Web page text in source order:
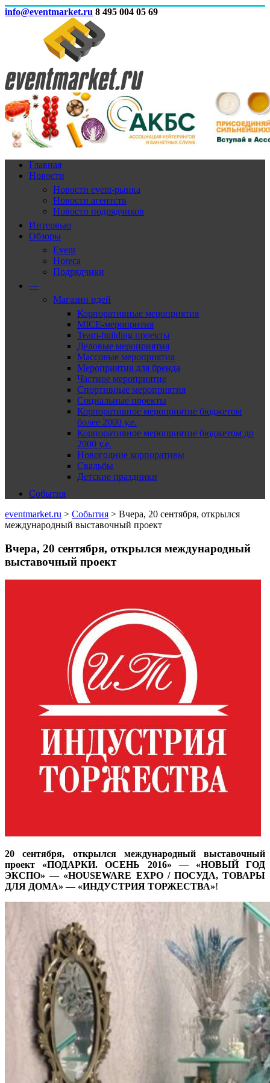
info@eventmarket.ru 8 495 004 05 69
Главная
Новости
Новости event-рынка
Новости агентств
Новости подрядчиков
Интервью
Обзоры
Event
Horeca
Подрядчики
—
Магазин идей
Корпоративные мероприятия
MICE-меропрития
Team-building проекты
Деловые мероприятия
Массовые мероприятия
Мероприятия для бренда
Частное мероприятие
Спортивные мероприятия
Социальные проекты
Корпоративное мероприятие бюджетом
более 2000 у.е.
Корпоративное мероприятие бюджетом до
2000 у.е.
Новогодние корпоративы
Свадьбы
Детские праздники
События
eventmarket.ru > События > Вчера, 20 сентября, открылся
международный выставочный проект
Вчера, 20 сентября, открылся международный
выставочный проект
20 сентября, открылся международный выставочный
проект
«ПОДАРКИ. ОСЕНЬ 2016» — «НОВЫЙ ГОД
ЭКСПО»— «HOUSEWARE EXPO / ПОСУДА, ТОВАРЫ
ДЛЯ ДОМА» — «ИНДУСТРИЯ ТОРЖЕСТВА»!